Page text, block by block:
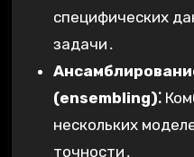
специфических
задачи․
(ensembling)⁚
нескольких
точности․